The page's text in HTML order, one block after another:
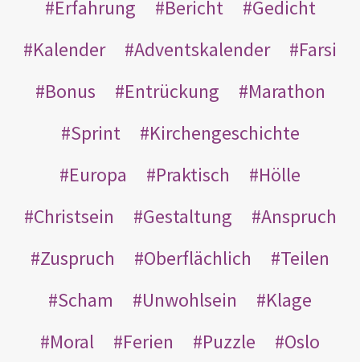
Erfahrung
Bericht
Gedicht
Kalender
Adventskalender
Farsi
Bonus
Entrückung
Marathon
Sprint
Kirchengeschichte
Europa
Praktisch
Hölle
Christsein
Gestaltung
Anspruch
Zuspruch
Oberflächlich
Teilen
Scham
Unwohlsein
Klage
Moral
Ferien Puzzle
Oslo